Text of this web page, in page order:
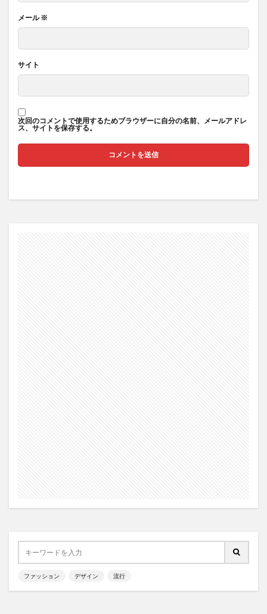
メール※
サイト
次回のコメントで使用するためブラウザーに自分の名前、メールアドレ
ス、サイトを保存する。
ファッション デザイン 流行